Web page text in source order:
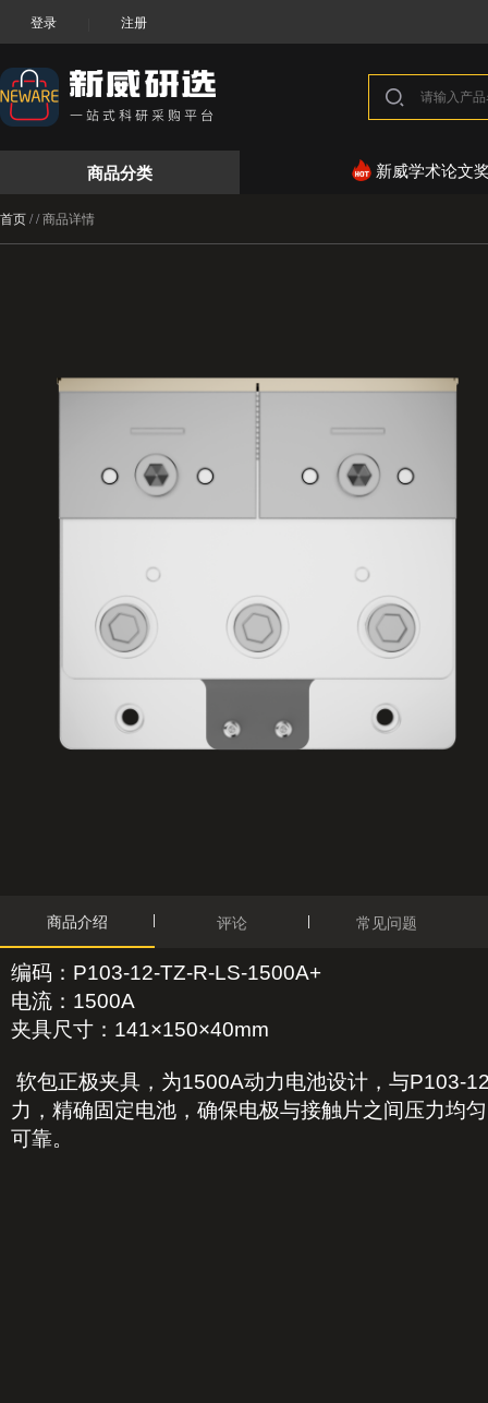
登录 注册
商品分类 新威学术论文
首页//商品详情
商品介绍 评论 常见问题
编码：P103-12-TZ-R-LS-1500A+
电流：1500A
夹具尺寸：141×150×40mm
软包正极夹具，为1500A动力电池设计，与P103-
力，精确固定电池，确保电极与接触片之间压力均
可靠。